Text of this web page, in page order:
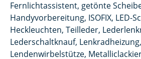
Fernlichtassistent, getönte
Handyvorbereitung, ISOFIX, LED-
Heckleuchten, Teilleder,
Lederschaltknauf, Lenkradheizung,
Lendenwirbelstütze,